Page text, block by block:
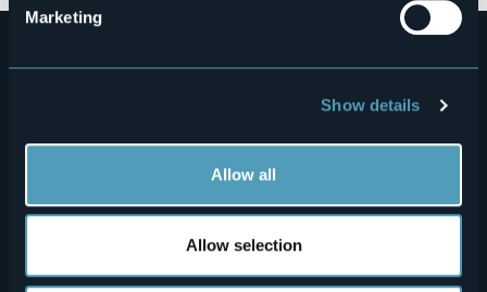
Marketing
Show details
Allow all
Allow selection
Menù
secondario
Contacts Events